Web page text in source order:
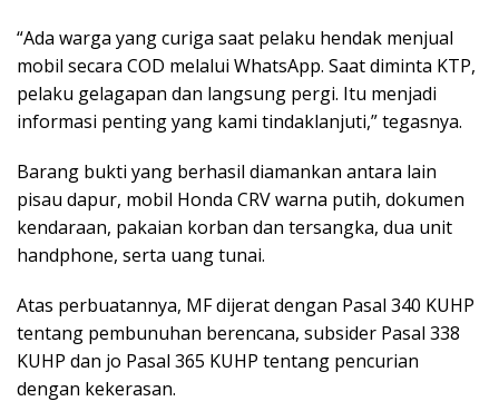
“Ada warga yang curiga saat pelaku hendak menjual
mobil secara COD melalui WhatsApp. Saat diminta KTP,
pelaku gelagapan dan langsung pergi. Itu menjadi
informasi penting yang kami tindaklanjuti,” tegasnya.
Barang bukti yang berhasil diamankan antara lain
pisau dapur, mobil Honda CRV warna putih, dokumen
kendaraan, pakaian korban dan tersangka, dua unit
handphone, serta uang tunai.
Atas perbuatannya, MF dijerat dengan Pasal 340 KUHP
tentang pembunuhan berencana, subsider Pasal 338
KUHP dan jo Pasal 365 KUHP tentang pencurian
dengan kekerasan.